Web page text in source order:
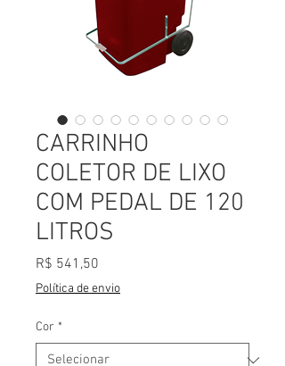
CARRINHO
COLETOR DE LIXO
COM PEDAL DE 120
LITROS
R$ 541,50
Política de envio
Cor *